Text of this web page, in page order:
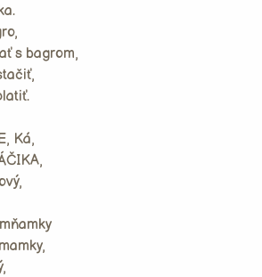
s bagrom,
Ká,